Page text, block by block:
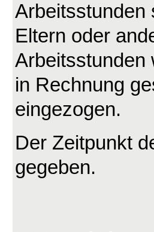
Arbeitsstunden
Eltern oder
in Rechnung
eingezogen.
Der Zeitpunkt
gegeben.